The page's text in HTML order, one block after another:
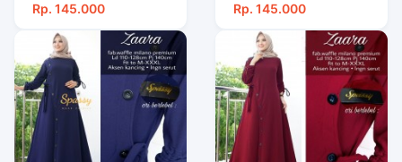
Rp. 145.000
Rp. 145.000